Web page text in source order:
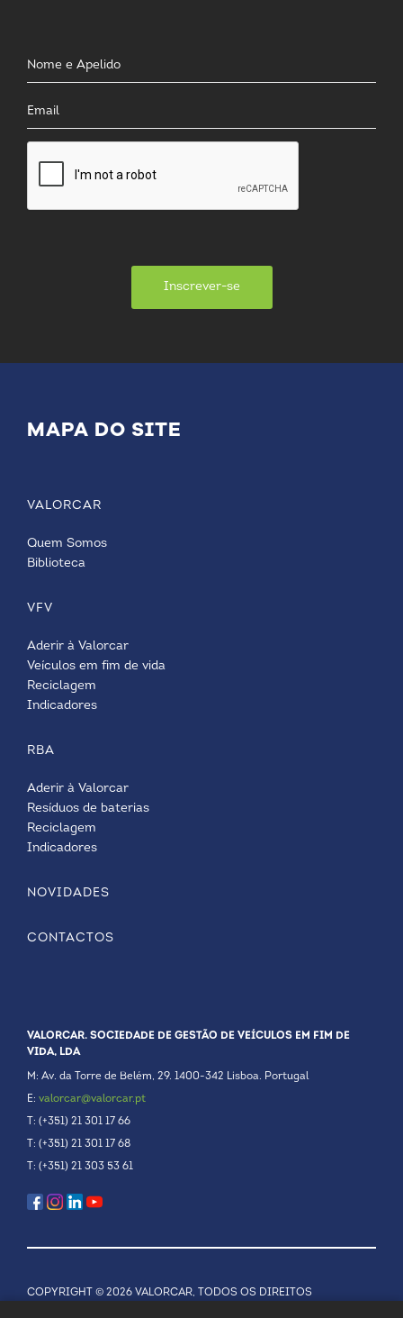
Inscrever-se
MAPA DO SITE
VALORCAR
Quem Somos
Biblioteca
VFV
Aderir à Valorcar
Veículos em fim de vida
Reciclagem
Indicadores
RBA
Aderir à Valorcar
Resíduos de baterias
Reciclagem
Indicadores
NOVIDADES
CONTACTOS
VALORCAR. SOCIEDADE DE GESTÃO DE VEÍCULOS EM FIM DE
VIDA, LDA
M: Av. da Torre de Belém, 29. 1400-342 Lisboa. Portugal
E: valorcar@valorcar.pt
T: (+351) 21 301 17 66
T: (+351) 21 301 17 68
T: (+351) 21 303 53 61
COPYRIGHT © 2026 VALORCAR, TODOS OS DIREITOS